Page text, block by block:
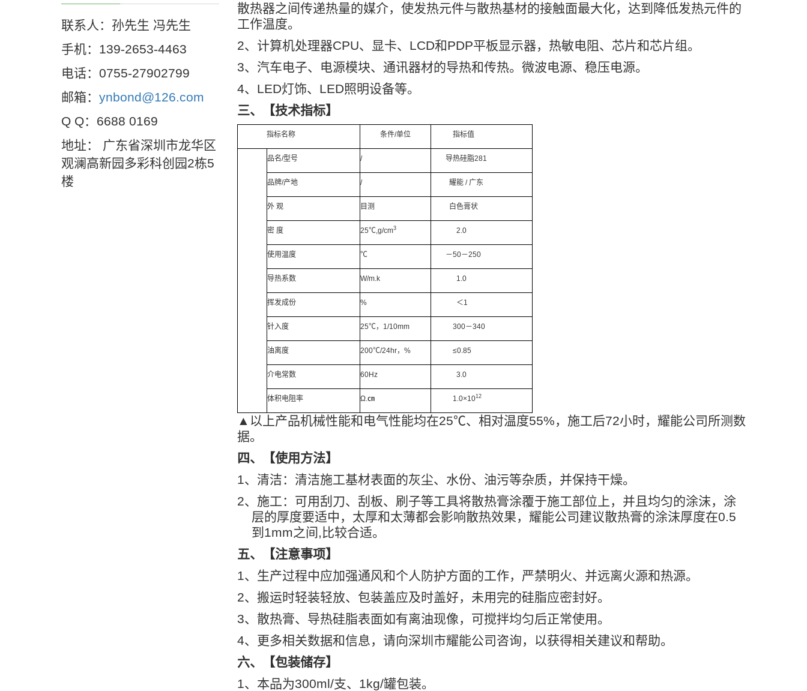
散热器之间传递热量的媒介，使发热元件与散热基材的接触面最大化，达到降低发热元件的
工作温度。
2、计算机处理器CPU、显卡、 LCD和PDP平板显示器，热敏电阻、芯片和芯片组。
3、汽车电子、电源模块、通讯器材的导热和传热。微波电源、稳压电源。
4、 LED灯饰、 LED照明设备等。
三、【技术指标】
指标名称 条件/单位 指标值
品名/型号 / 导热硅脂281
品牌/产地 / 耀能 /广东
外 观 目测 白色膏状
密 度 25℃,g/cm3 2.0
使用温度 ℃ －50－250
导热系数 W/m.k 1.0
挥发成份 % ＜1
针入度 25℃， 1/10mm 300－340
油离度 200℃/24hr， % ≤0.85
介电常数 60Hz 3.0
体积电阻率 Ω.㎝ 1.0×1012
▲以上产品机械性能和电气性能均在25℃、相对温度55%，施工后72小时，耀能公司所测数
据。
四、【使用方法】
1、清洁：清洁施工基材表面的灰尘、水份、油污等杂质，并保持干燥。
2、施工：可用刮刀、刮板、刷子等工具将散热膏涂覆于施工部位上，并且均匀的涂沫，涂
层的厚度要适中，太厚和太薄都会影响散热效果，耀能公司建议散热膏的涂沫厚度在0.5
到 1mm之间, 比较合适。
五、【注意事项】
1、生产过程中应加强通风和个人防护方面的工作，严禁明火、并远离火源和热源。
2、搬运时轻装轻放、包装盖应及时盖好，未用完的硅脂应密封好。
3、散热膏、导热硅脂表面如有离油现像，可搅拌均匀后正常使用。
4、更多相关数据和信息，请向深圳市耀能公司咨询，以获得相关建议和帮助。
六、【包装储存】
1、本品为300ml/支、 1kg/罐包装。
联系人：孙先生 冯先生
手机：139-2653-4463
电话：0755-27902799
邮箱： ynbond@126.com
Q Q：6688 0169
地址： 广东省深圳市龙华区
观澜高新园多彩科创园2栋5
楼